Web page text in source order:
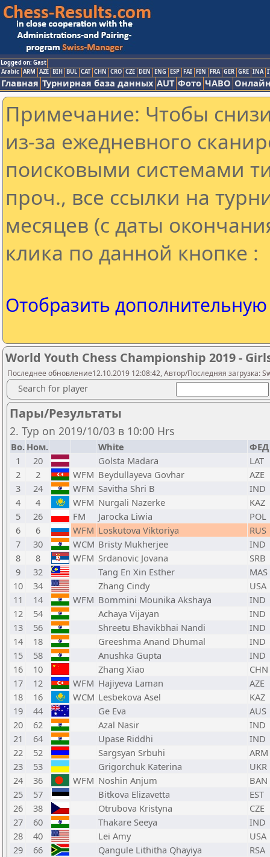
Logged on: Gast
Arabic ARM AZE BIH BUL CAT CHN CRO CZE DEN ENG ESP FAI FIN FRA GER GRE INA
Главная Турнирная база данных AUT Фото ЧАВО
Примечание: Чтобы
из-за ежедневного
поисковыми системами
проч., все ссылки на
месяцев (с даты
клика по данной кнопке :
Отобразить
World Youth Chess Championship 2019 -
Последнее обновление12.10.2019 12:08:42, Автор/Последняя загрузка:
Search for player
Пары/Результаты
2. Тур on 2019/10/03 в 10:00 Hrs
Bo. Ном. White
ФЕД
1
20 Golsta Madara
LAT
2
2 WFM Beydullayeva Govhar
AZE
3
24 WFM Savitha Shri B
IND
4
4 WFM Nurgali Nazerke
KAZ
5
26 FM Jarocka Liwia
POL
6
6 WFM Loskutova Viktoriya
RUS
7
30 WCM Bristy Mukherjee
IND
8
8 WFM Srdanovic Jovana
SRB
9
32 Tang En Xin Esther
MAS
10
34 Zhang Cindy
USA
11
14 WFM Bommini Mounika Akshaya
IND
12
54 Achaya Vijayan
IND
13
56 Shreetu Bhavikbhai Nandi
IND
14
18 Greeshma Anand Dhumal
IND
15
58 Anushka Gupta
IND
16
10 Zhang Xiao
CHN
17
12 WFM Hajiyeva Laman
AZE
18
16 WCM Lesbekova Asel
KAZ
19
44 Ge Eva
AUS
20
62 Azal Nasir
IND
21
64 Upase Riddhi
IND
22
52 Sargsyan Srbuhi
ARM
23
53 Grigorchuk Katerina
UKR
24
36 WFM Noshin Anjum
BAN
25
57 Bitkova Elizavetta
EST
26
38 Otrubova Kristyna
CZE
27
60 Thakare Seeya
IND
28
40 Lei Amy
USA
29
66 Qangule Lithitha Qhayiya
RSA